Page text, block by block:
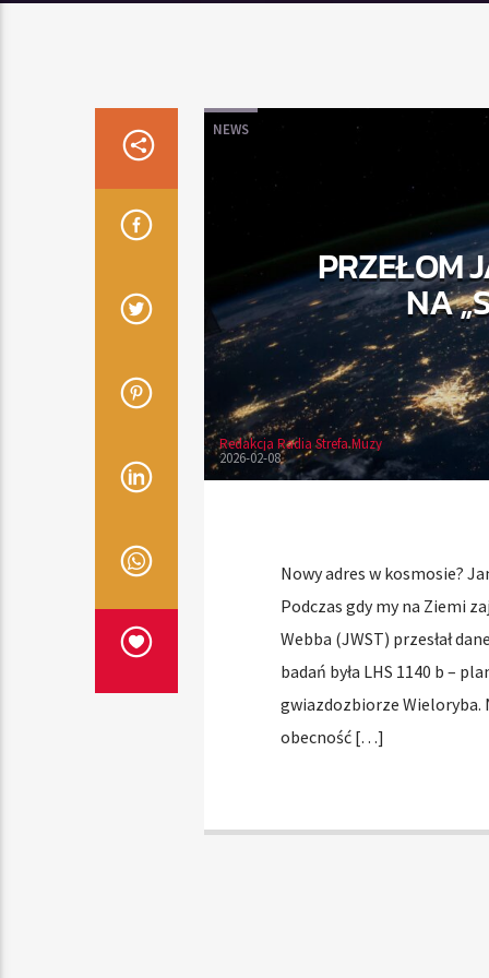
NEWS
PRZEŁOM
NA
Redakcja Radia Strefa Muzy
2026-02-08
Nowy adres w kosmosie?
Podczas gdy my na Ziemi
Webba (JWST) przesłał
badań była LHS 1140 b –
gwiazdozbiorze Wieloryba.
obecność […]